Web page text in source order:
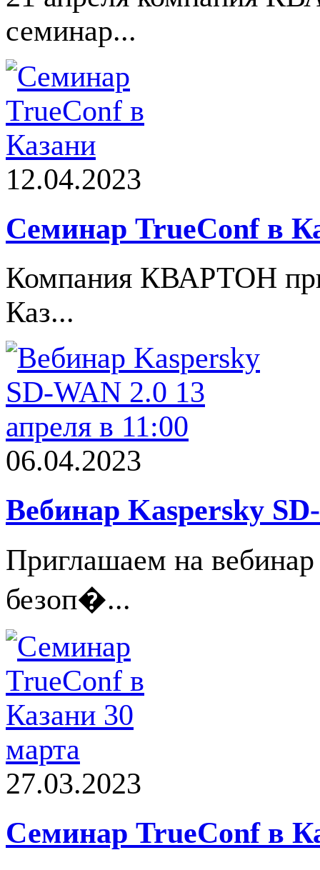
семинар...
12.04.2023
Cеминар TrueConf в
Компания КВАРТОН
Каз...
06.04.2023
Вебинар Kaspersky
Приглашаем на
безоп�...
27.03.2023
Семинар TrueConf в